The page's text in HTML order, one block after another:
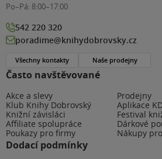
Často navštěvované
Akce a slevy
Prodejny
Klub Knihy Dobrovský
Aplikace
Knižní závisláci
Festival
Affiliate spolupráce
Dárkové
Poukazy pro firmy
Nákupy
Dodací podmínky
Po–Pá: 8:00–17:00
542 220 320
poradime@knihydobrovsky.cz
Všechny kontakty Naše prodejny